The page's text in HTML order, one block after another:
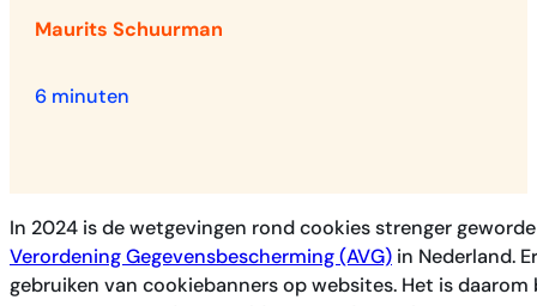
Maurits Schuurman
6 minuten
In 2024 is de wetgevingen rond cookies strenger
Verordening Gegevensbescherming (AVG) in Nederland.
gebruiken van cookiebanners op websites. Het is